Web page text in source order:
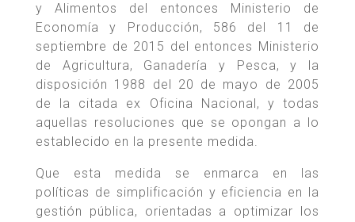
y Alimentos del entonces Ministerio de
Economía y Producción, 586 del 11 de
septiembre de 2015 del entonces Ministerio
de Agricultura, Ganadería y Pesca, y la
disposición 1988 del 20 de mayo de 2005
de la citada ex Oficina Nacional, y todas
aquellas resoluciones que se opongan a lo
establecido en la presente medida.
Que esta medida se enmarca en las
políticas de simplificación y eficiencia en la
gestión pública, orientadas a optimizar los